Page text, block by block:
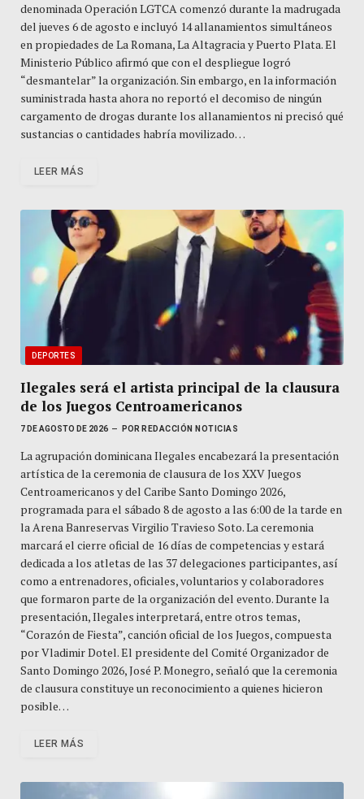
denominada Operación LGTCA comenzó durante la madrugada
del jueves 6 de agosto e incluyó 14 allanamientos simultáneos
en propiedades de La Romana, La Altagracia y Puerto Plata. El
Ministerio Público afirmó que con el despliegue logró
“desmantelar” la organización. Sin embargo, en la información
suministrada hasta ahora no reportó el decomiso de ningún
cargamento de drogas durante los allanamientos ni precisó qué
sustancias o cantidades habría movilizado…
LEER MÁS
DEPORTES
Ilegales será el artista principal de la clausura
de los Juegos Centroamericanos
7 DE AGOSTO DE 2026 POR REDACCIÓN NOTICIAS
La agrupación dominicana Ilegales encabezará la presentación
artística de la ceremonia de clausura de los XXV Juegos
Centroamericanos y del Caribe Santo Domingo 2026,
programada para el sábado 8 de agosto a las 6:00 de la tarde en
la Arena Banreservas Virgilio Travieso Soto. La ceremonia
marcará el cierre oficial de 16 días de competencias y estará
dedicada a los atletas de las 37 delegaciones participantes, así
como a entrenadores, oficiales, voluntarios y colaboradores
que formaron parte de la organización del evento. Durante la
presentación, Ilegales interpretará, entre otros temas,
“Corazón de Fiesta”, canción oficial de los Juegos, compuesta
por Vladimir Dotel. El presidente del Comité Organizador de
Santo Domingo 2026, José P. Monegro, señaló que la ceremonia
de clausura constituye un reconocimiento a quienes hicieron
posible…
LEER MÁS